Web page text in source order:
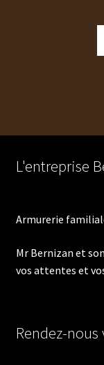
L'entreprise
Armurerie
Mr Bernizan et
vos attentes et
Rendez-nous